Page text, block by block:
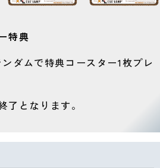
特典
ダムで特典コースター1枚プレ
となります。